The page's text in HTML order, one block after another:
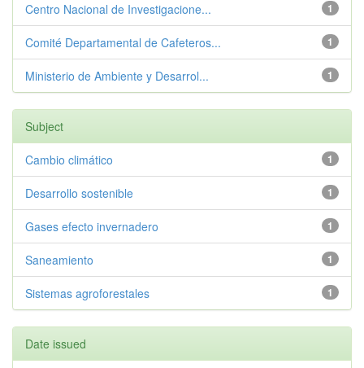
1
Centro Nacional de Investigacione...
1
Comité Departamental de Cafeteros...
1
Ministerio de Ambiente y Desarrol...
Subject
1
Cambio climático
1
Desarrollo sostenible
1
Gases efecto invernadero
1
Saneamiento
1
Sistemas agroforestales
Date issued